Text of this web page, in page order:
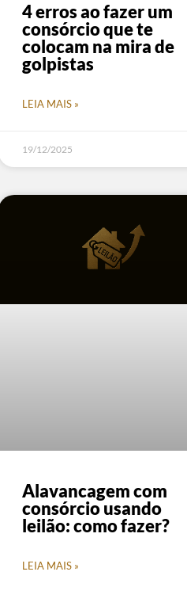
4 erros ao fazer um
consórcio que te
colocam na mira de
golpistas
LEIA MAIS »
19/12/2025
Alavancagem com
consórcio usando
leilão: como fazer?
LEIA MAIS »